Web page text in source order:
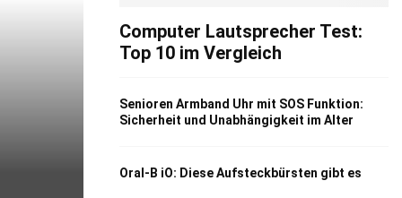
Computer Lautsprecher Test:
Top 10 im Vergleich
Senioren Armband Uhr mit SOS Funktion:
Sicherheit und Unabhängigkeit im Alter
Oral-B iO: Diese Aufsteckbürsten gibt es